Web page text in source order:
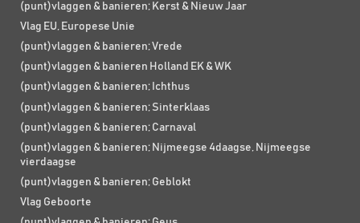
(punt)vlaggen & banieren; Kerst & Nieuw Jaar
Vlag EU, Europese Unie
(punt)vlaggen & banieren; Vrede
(punt)vlaggen & banieren Holland EK & WK
(punt)vlaggen & banieren; Ichthus
(punt)vlaggen & banieren; Sinterklaas
(punt)vlaggen & banieren; Carnaval
(punt)vlaggen & banieren; Nijmeegse 4daagse, Nijmeegse
vierdaagse
(punt)vlaggen & banieren; Geblokt
Vlag Geboorte